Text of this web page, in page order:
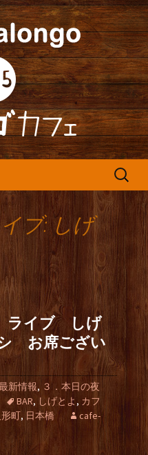
ロンゴ)カフ
365カフェ』より
ます。
検
ブ: しげ
ライブ しげ
お席ござい
新情報, ３．本日の夜
BAR, しげとよ , カフ
形町, 日本橋
cafe-